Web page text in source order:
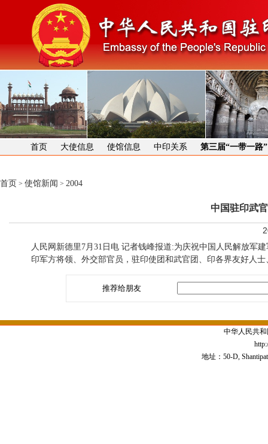
首页 大使信息 使馆信息 中印关系 第三届“一带一路
首页 > 使馆新闻 > 2004
中国驻印武
人民网新德里 7月31 日电 记者钱峰报道:为庆祝中国人民解放军建
印军方将领、外交部官员，驻印使团和武官团、印各界友好人
推荐给朋友
中华人民共
地址：50-D,